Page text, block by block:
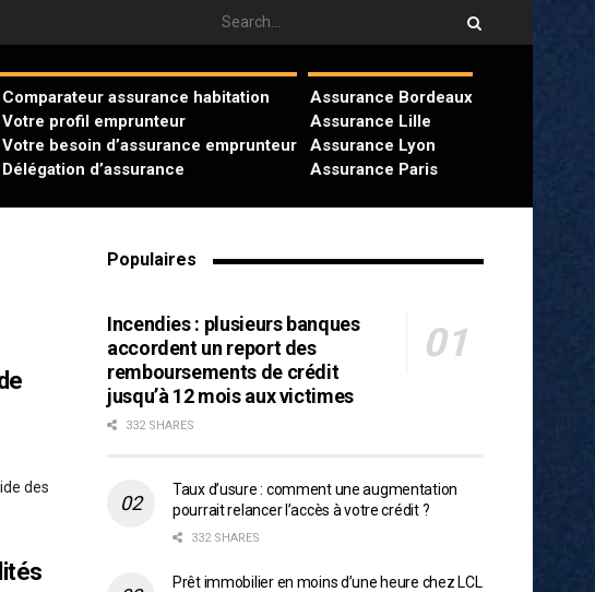
Comparateur assurance habitation
Votre profil emprunteur
Votre besoin d’assurance emprunteur
Délégation d’assurance
Assurance Bordeaux
Assurance Lille
Assurance Lyon
Assurance Paris
des
Populaires
Incendies : plusieurs banques
accordent un report des
remboursements de crédit
jusqu’à 12 mois aux victimes
332 SHARES
Taux d’usure : comment une augmentation
pourrait relancer l’accès à votre crédit ?
332 SHARES
Prêt immobilier en moins d’une heure chez LCL